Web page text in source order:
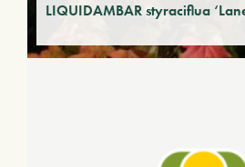
LIQUIDAMBAR styraciflua